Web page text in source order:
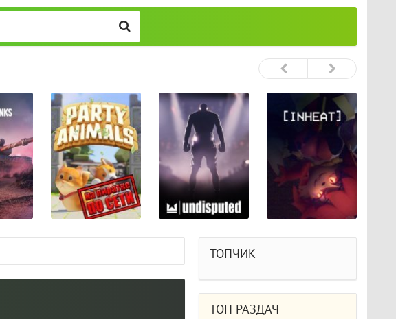
ТОПЧИК
ТОП РАЗДАЧ